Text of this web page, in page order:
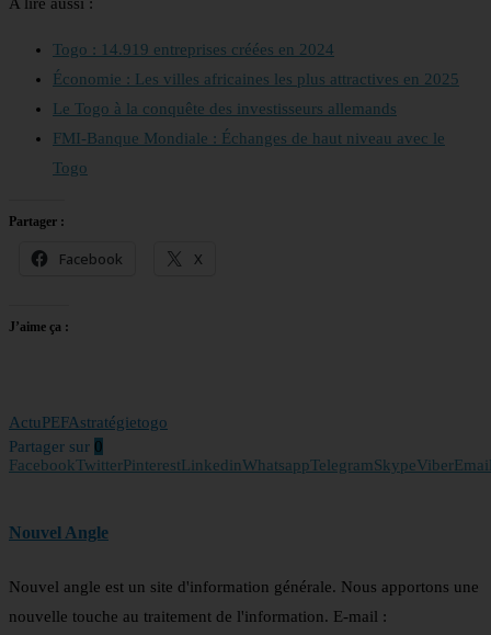
Togo : 14.919 entreprises créées en 2024
Économie : Les villes africaines les plus attractives en 2025
Le Togo à la conquête des investisseurs allemands
FMI-Banque Mondiale : Échanges de haut niveau avec le
Togo
Partager :
Facebook X
J’aime ça :
ActuPEFAstratégietogo
Partager sur 0
FacebookTwitterPinterestLinkedinWhatsappTelegramSkypeViber
Nouvel Angle
Nouvel angle est un site d'information générale. Nous apportons une
nouvelle touche au traitement de l'information. E-mail :